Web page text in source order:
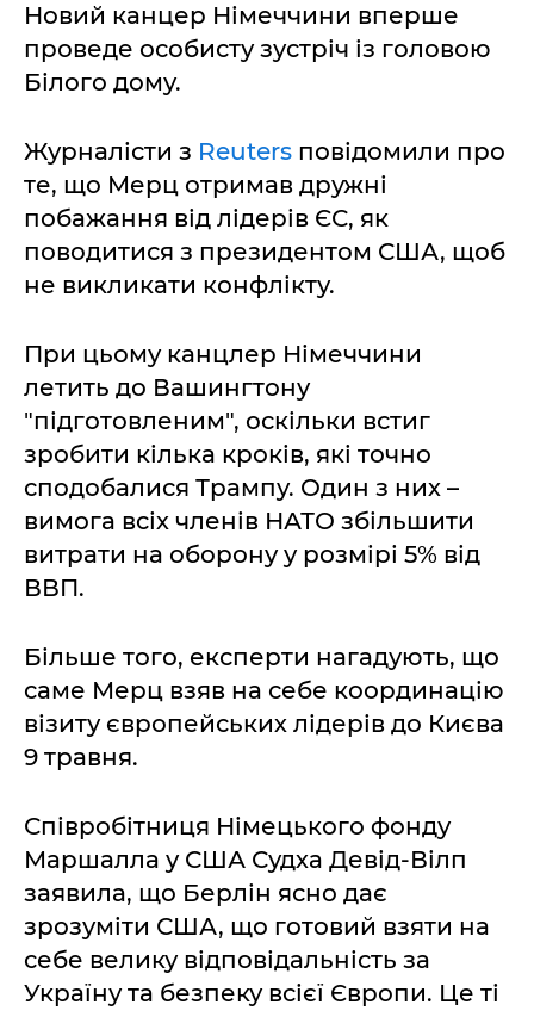
Новий канцер Німеччини вперше
проведе особисту зустріч із головою
Білого дому.
Журналісти з Reuters повідомили про
те, що Мерц отримав дружні
побажання від лідерів ЄС, як
поводитися з президентом США, щоб
не викликати конфлікту.
При цьому канцлер Німеччини
летить до Вашингтону
"підготовленим", оскільки встиг
зробити кілька кроків, які точно
сподобалися Трампу. Один з них –
вимога всіх членів НАТО збільшити
витрати на оборону у розмірі 5% від
ВВП.
Більше того, експерти нагадують, що
саме Мерц взяв на себе координацію
візиту європейських лідерів до Києва
9 травня.
Співробітниця Німецького фонду
Маршалла у США Судха Девід-Вілп
заявила, що Берлін ясно дає
зрозуміти США, що готовий взяти на
себе велику відповідальність за
Україну та безпеку всієї Європи. Це ті